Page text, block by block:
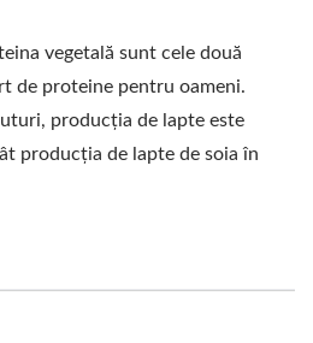
DE SOIA,
DE FLUX
DE
vegetală sunt cele două
de proteine pentru oameni.
producția de lapte este
producția de lapte de soia în